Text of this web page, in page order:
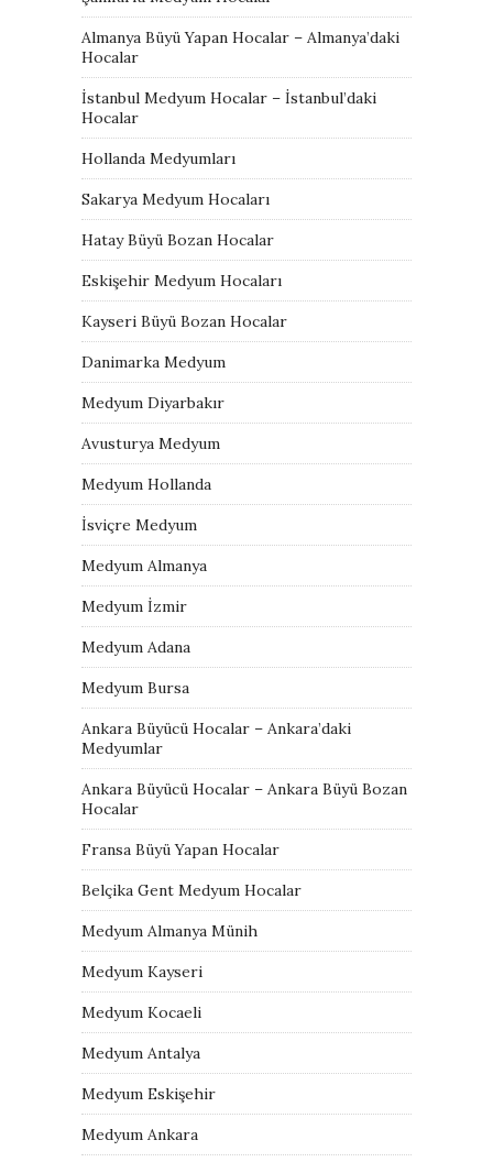
Almanya Büyü Yapan Hocalar – Almanya’daki
Hocalar
İstanbul Medyum Hocalar – İstanbul’daki
Hocalar
Hollanda Medyumları
Sakarya Medyum Hocaları
Hatay Büyü Bozan Hocalar
Eskişehir Medyum Hocaları
Kayseri Büyü Bozan Hocalar
Danimarka Medyum
Medyum Diyarbakır
Avusturya Medyum
Medyum Hollanda
İsviçre Medyum
Medyum Almanya
Medyum İzmir
Medyum Adana
Medyum Bursa
Ankara Büyücü Hocalar – Ankara’daki
Medyumlar
Ankara Büyücü Hocalar – Ankara Büyü Bozan
Hocalar
Fransa Büyü Yapan Hocalar
Belçika Gent Medyum Hocalar
Medyum Almanya Münih
Medyum Kayseri
Medyum Kocaeli
Medyum Antalya
Medyum Eskişehir
Medyum Ankara